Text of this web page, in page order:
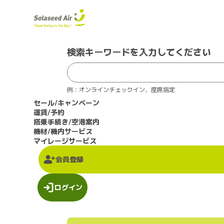
検索キーワードを入力してください
例：オンラインチェックイン、座席指定
セール/キャンペーン
運賃/予約
搭乗手続き/空港案内
機材/機内サービス
マイレージサービス
会員登録
ログイン